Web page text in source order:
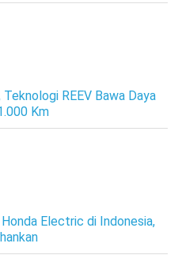
REEV Bawa Daya
Km
Electric di Indonesia,